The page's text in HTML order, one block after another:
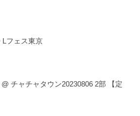
Lフェス東京
チャチャタウン20230806 2部 【定